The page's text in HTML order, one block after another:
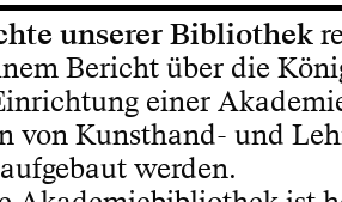
unserer Bibliothek
Bericht über die
einer
von Kunsthand- und
werden.